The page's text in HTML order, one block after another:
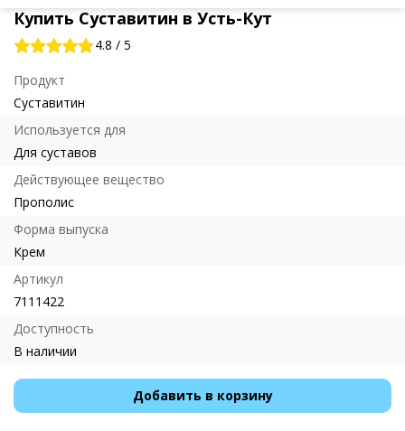
Купить Суставитин в Усть-Кут
4.8 / 5
Продукт
Суставитин
Используется для
Для суставов
Действующее вещество
Прополис
Форма выпуска
Крем
Артикул
7111422
Доступность
В наличии
Добавить в корзину